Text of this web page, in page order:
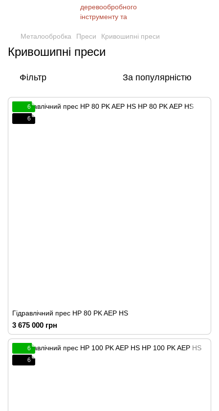
Металообробка Преси Кривошипні преси
Кривошипні преси
Фільтр За популярністю
6
6
Гідравлічний прес HP 80 PK AEP HS
3 675 000 грн
6
6